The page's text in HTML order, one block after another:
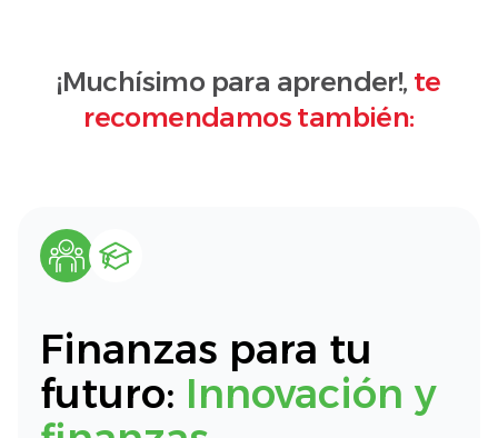
¡Muchísimo para aprender!, te
recomendamos también:
Finanzas para tu
futuro: Innovación y